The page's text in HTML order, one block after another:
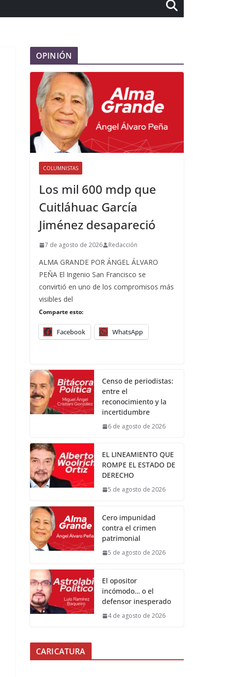
OPINIÓN
COLUMNISTAS
Los mil 600 mdp que
Cuitláhuac García
Jiménez desapareció
7 de agosto de 2026 Redacción
ALMA GRANDE POR ÁNGEL ÁLVARO
PEÑA El Ingenio San Francisco se
convirtió en uno de los compromisos más
visibles del
Comparte esto:
Facebook WhatsApp
Censo de periodistas:
entre el
reconocimiento y la
incertidumbre
6 de agosto de 2026
EL LINEAMIENTO QUE
ROMPE EL ESTADO DE
DERECHO
5 de agosto de 2026
Cero impunidad
contra el crimen
patrimonial
5 de agosto de 2026
El opositor
incómodo… o el
defensor inesperado
4 de agosto de 2026
CARICATURA